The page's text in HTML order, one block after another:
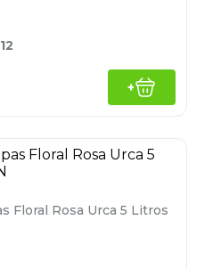
12
+
Floral Rosa Urca 5 Litros